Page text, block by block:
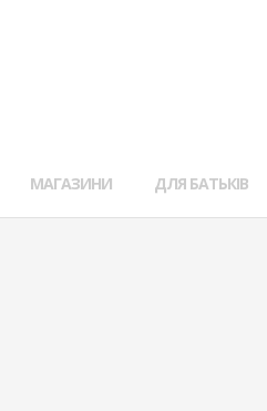
МАГАЗИНИ ДЛЯ БАТЬКІВ